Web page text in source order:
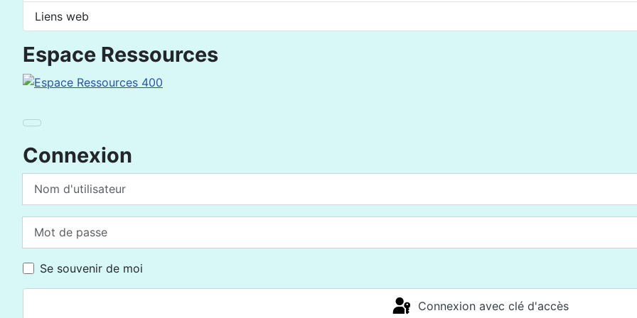
Espace Ressources
Connexion
Se souvenir de moi
Connexion avec clé d'accès
Liens web